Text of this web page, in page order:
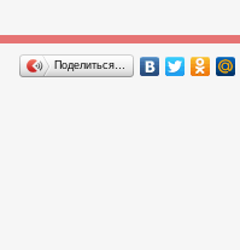
Поделиться…